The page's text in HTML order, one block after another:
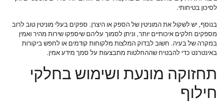
לסיכון בטיחותי.
בנוסף, יש לשקול את המוניטין של הספק או היצרן. ספקים בעלי מוניטין טוב לרוב
מספקים חלקים איכותיים יותר, וניתן לסמוך עליהם שיספקו שירות מהיר ואמין
במקרה של בעיה. חשוב לבדוק המלצות מלקוחות קודמים או לחפש ביקורות
באינטרנט כדי להבטיח שההחלטות מתבצעות על סמך מידע אמין.
תחזוקה מונעת ושימוש בחלקי
חילוף